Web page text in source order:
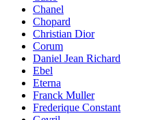
Chanel
Chopard
Christian Dior
Corum
Daniel Jean Richard
Ebel
Eterna
Franck Muller
Frederique Constant